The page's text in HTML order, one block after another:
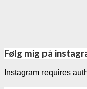
Følg mig på
Instagram requires